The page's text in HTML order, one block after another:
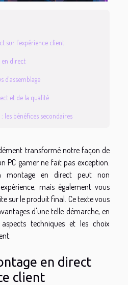
sur l'expérience client
en direct
d'assemblage
et de la qualité
bénéfices secondaires
transformé notre façon de
PC gamer ne fait pas exception.
montage en direct peut non
mais également vous
sur le produit final. Ce texte vous
d'une telle démarche, en
techniques et les choix
en direct
client